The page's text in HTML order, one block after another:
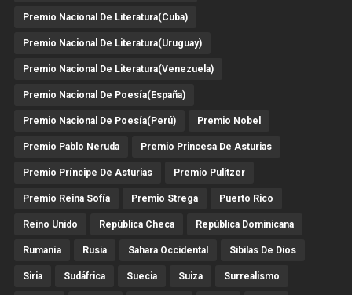
Premio Nacional De Literatura(Cuba)
Premio Nacional De Literatura(Uruguay)
Premio Nacional De Literatura(Venezuela)
Premio Nacional De Poesía(España)
Premio Nacional De Poesía(Perú) Premio Nobel
Premio Pablo Neruda Premio Princesa De Asturias
Premio Príncipe De Asturias Premio Pulitzer
Premio Reina Sofía Premio Strega Puerto Rico
Reino Unido República Checa República Dominicana
Rumanía Rusia Sahara Occidental Sibilas De Dios
Siria Sudáfrica Suecia Suiza Surrealismo